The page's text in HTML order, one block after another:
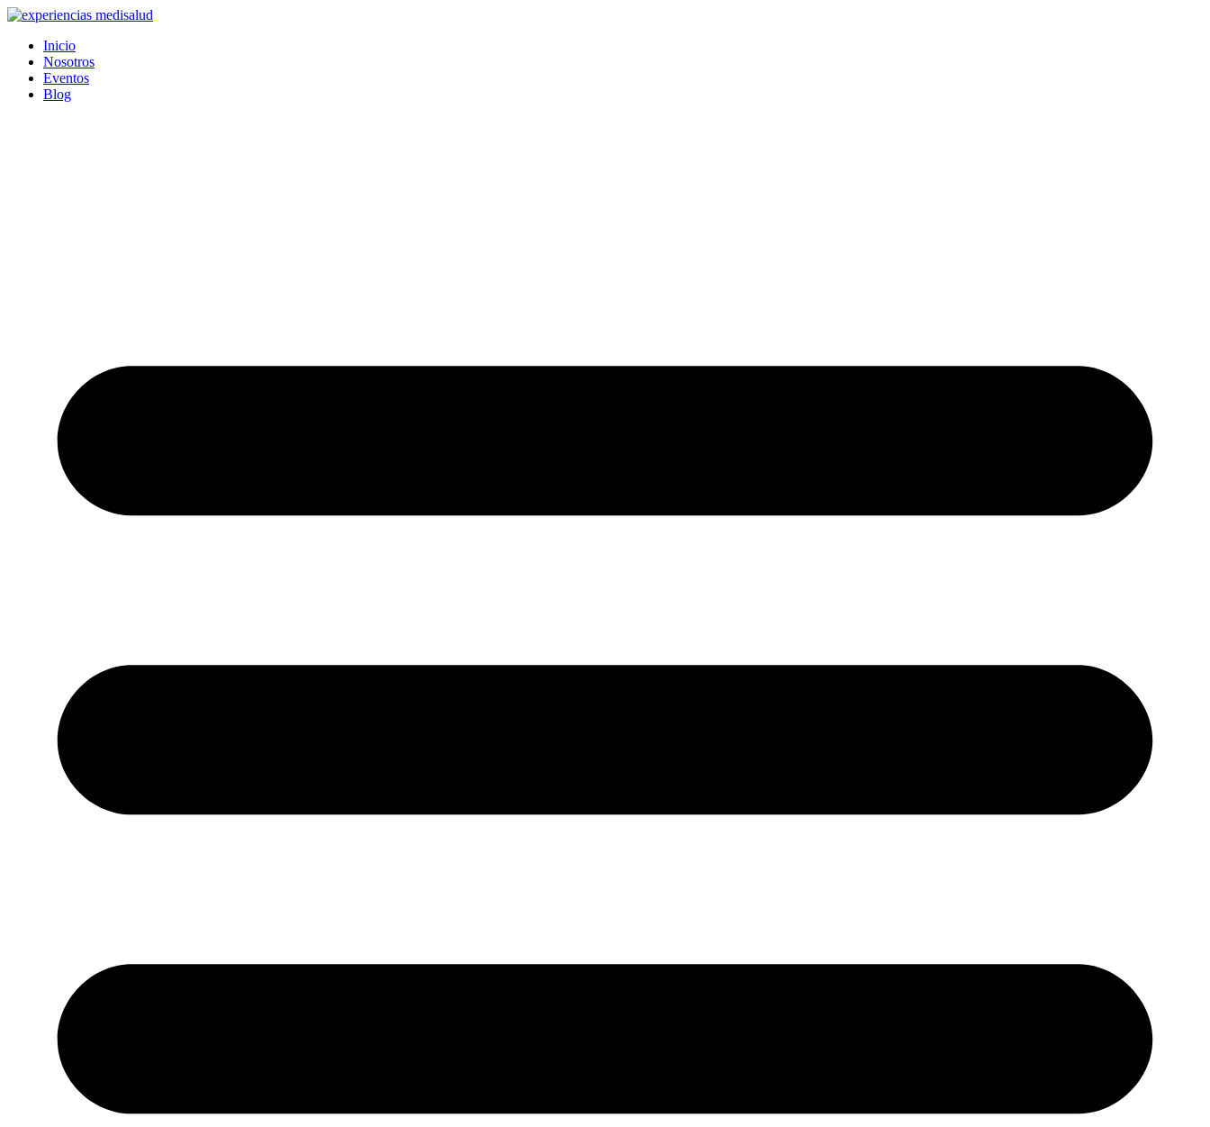
Ir
contenido
Inicio
Nosotros
Eventos
Blog